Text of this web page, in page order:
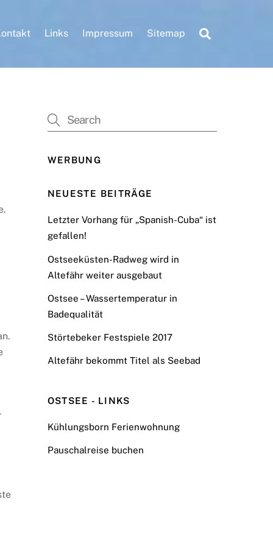
Links Impressum Sitemap
WERBUNG
NEUESTE BEITRÄGE
Letzter Vorhang für „Spanish-Cuba“ ist
gefallen!
Ostseeküsten-Radweg wird in
Altefähr weiter ausgebaut
Ostsee – Wassertemperatur in
Badequalität
Störtebeker Festspiele 2017
Altefähr bekommt Titel als Seebad
OSTSEE - LINKS
Kühlungsborn Ferienwohnung
Pauschalreise buchen